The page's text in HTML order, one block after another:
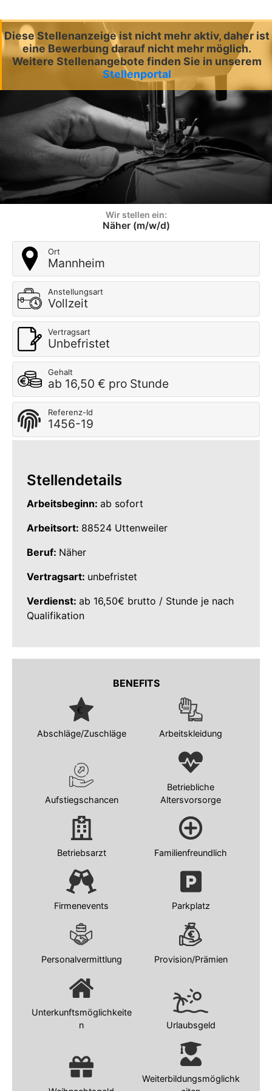
Diese Stellenanzeige ist nicht mehr aktiv, daher ist
eine Bewerbung darauf nicht mehr möglich.
Weitere Stellenangebote finden Sie in unserem
Stellenportal
Wir stellen ein:
Näher (m/w/d)
Ort
Mannheim
Anstellungsart
Vollzeit
Vertragsart
Unbefristet
Gehalt
ab 16,50 € pro Stunde
Referenz-Id
1456-19
Stellendetails
Arbeitsbeginn: ab sofort
Arbeitsort: 88524 Uttenweiler
Beruf: Näher
Vertragsart: unbefristet
Verdienst: ab 16,50€ brutto / Stunde je nach
Qualifikation
BENEFITS
Abschläge/Zuschläge Arbeitskleidung
Aufstiegschancen
Betriebliche
Altersvorsorge
Betriebsarzt Familienfreundlich
Firmenevents Parkplatz
Personalvermittlung Provision/Prämien
Unterkunftsmöglichkeite
n
Urlaubsgeld
Weiterbildungsmöglichk